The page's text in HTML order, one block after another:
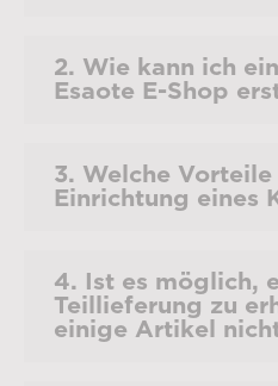
2. Wie kann ich
Esaote E-Shop
3. Welche
Einrichtung eines
4. Ist es möglich,
Teillieferung zu
einige Artikel